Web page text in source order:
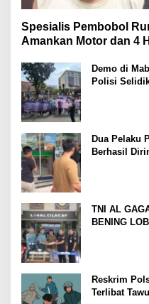
Spesialis Pembobol
Amankan Motor dan 4
Demo di
Polisi
Dua Pelaku
Berhasil
TNI AL
BENING
Reskrim
Terlibat